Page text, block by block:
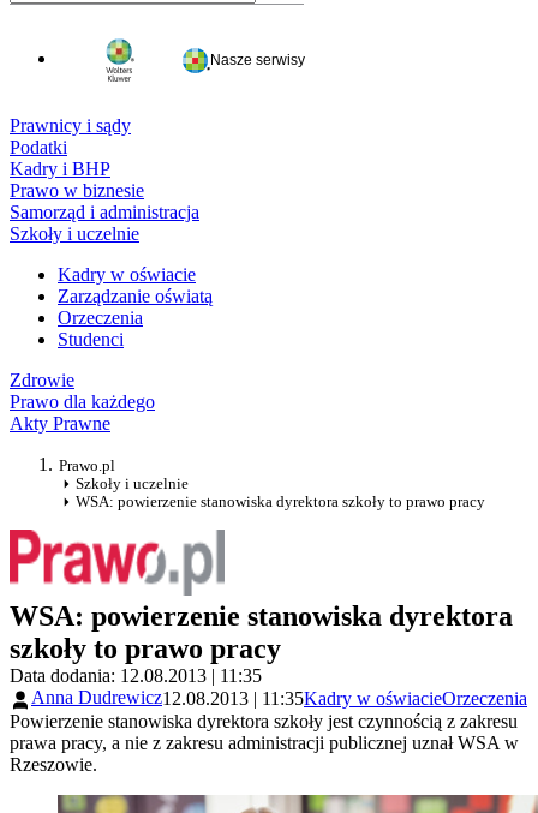
Nasze serwisy
Prawnicy i sądy
Podatki
Kadry i BHP
Prawo w biznesie
Samorząd i administracja
Szkoły i uczelnie
Kadry w oświacie
Zarządzanie oświatą
Orzeczenia
Studenci
Zdrowie
Prawo dla każdego
Akty Prawne
Prawo.pl
Szkoły i uczelnie
WSA: powierzenie stanowiska dyrektora szkoły to prawo pracy
WSA: powierzenie stanowiska dyrektora
szkoły to prawo pracy
Data dodania: 12.08.2013 | 11:35
Anna Dudrewicz12.08.2013 | 11:35Kadry w oświacieOrzeczenia
Powierzenie stanowiska dyrektora szkoły jest czynnością z zakresu
prawa pracy, a nie z zakresu administracji publicznej uznał WSA w
Rzeszowie.